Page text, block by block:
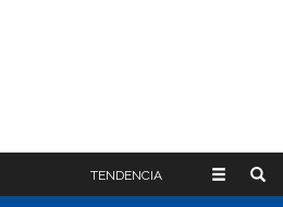
TENDENCIA